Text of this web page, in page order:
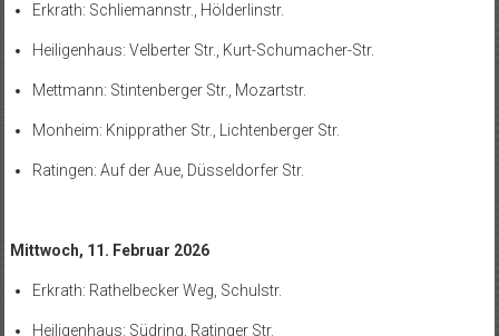
Erkrath: Schliemannstr., Hölderlinstr.
Heiligenhaus: Velberter Str., Kurt-Schumacher-Str.
Mettmann: Stintenberger Str., Mozartstr.
Monheim: Knipprather Str., Lichtenberger Str.
Ratingen: Auf der Aue, Düsseldorfer Str.
Mittwoch, 11. Februar 2026
Erkrath: Rathelbecker Weg, Schulstr.
Heiligenhaus: Südring, Ratinger Str.